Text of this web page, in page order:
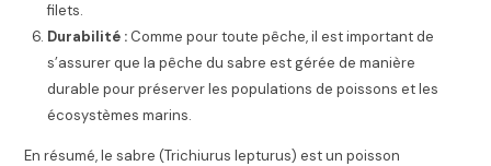
filets.
Durabilité : Comme pour toute pêche, il est important de
s’assurer que la pêche du sabre est gérée de manière
durable pour préserver les populations de poissons et les
écosystèmes marins.
En résumé, le sabre (Trichiurus lepturus) est un poisson